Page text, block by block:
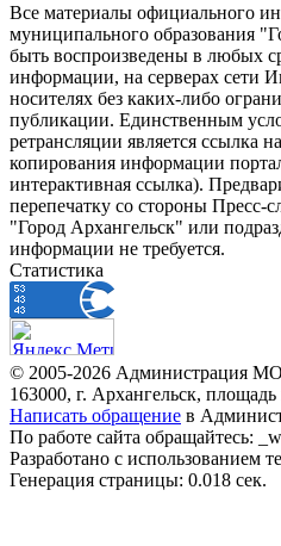
Все материалы официального
муниципального образования
быть воспроизведены в любых
информации, на серверах сети
носителях без каких-либо
публикации. Единственным
ретрансляции является ссылка
копирования информации
интерактивная ссылка).
перепечатку со стороны
"Город Архангельск" или
информации не требуется.
Статистика
© 2005-2026 Администрация
163000, г. Архангельск,
Написать обращение в
По работе сайта обращайтесь:
Разработано с использованием
Генерация страницы: 0.018 сек.